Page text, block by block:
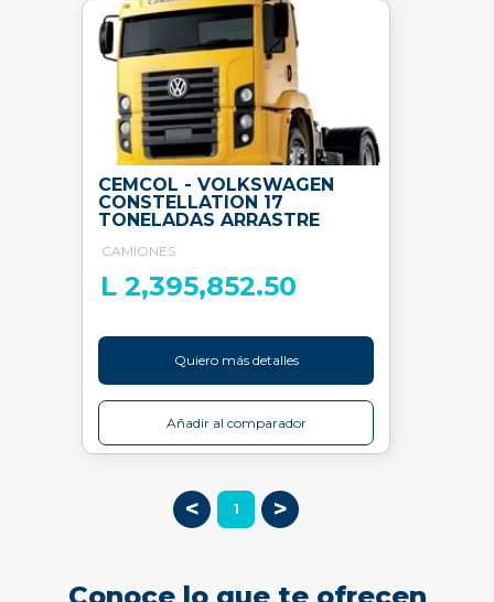
CEMCOL - VOLKSWAGEN
CONSTELLATION 17
TONELADAS ARRASTRE
CAMIONES
L 2,395,852.50
Quiero más detalles
Añadir al comparador
< 1 >